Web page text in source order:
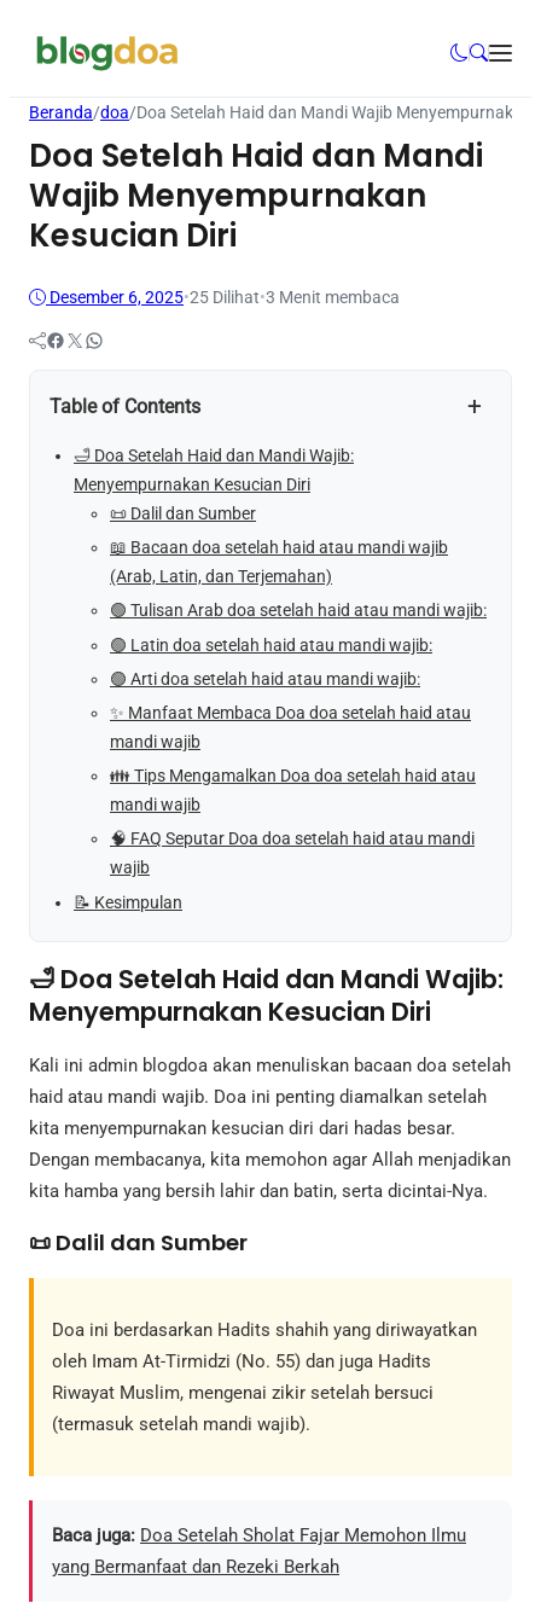
Beranda/doa/Doa Setelah Haid dan Mandi Wajib Menyempurnakan
Doa Setelah Haid dan Mandi
Wajib Menyempurnakan
Kesucian Diri
Desember 6, 2025•25 Dilihat•3 Menit membaca
Facebook Twitter WhatsApp
Table of Contents +
🛁 Doa Setelah Haid dan Mandi Wajib:
Menyempurnakan Kesucian Diri
📜 Dalil dan Sumber
📖 Bacaan doa setelah haid atau mandi wajib
(Arab, Latin, dan Terjemahan)
🟢 Tulisan Arab doa setelah haid atau mandi wajib:
🟢 Latin doa setelah haid atau mandi wajib:
🟢 Arti doa setelah haid atau mandi wajib:
✨ Manfaat Membaca Doa doa setelah haid atau
mandi wajib
👪 Tips Mengamalkan Doa doa setelah haid atau
mandi wajib
🧠 FAQ Seputar Doa doa setelah haid atau mandi
wajib
📝 Kesimpulan
🛁 Doa Setelah Haid dan Mandi Wajib:
Menyempurnakan Kesucian Diri
Kali ini admin blogdoa akan menuliskan bacaan doa setelah
haid atau mandi wajib. Doa ini penting diamalkan setelah
kita menyempurnakan kesucian diri dari hadas besar.
Dengan membacanya, kita memohon agar Allah menjadikan
kita hamba yang bersih lahir dan batin, serta dicintai-Nya.
📜 Dalil dan Sumber
Doa ini berdasarkan Hadits shahih yang diriwayatkan
oleh Imam At-Tirmidzi (No. 55) dan juga Hadits
Riwayat Muslim, mengenai zikir setelah bersuci
(termasuk setelah mandi wajib).
Baca juga: Doa Setelah Sholat Fajar Memohon Ilmu
yang Bermanfaat dan Rezeki Berkah